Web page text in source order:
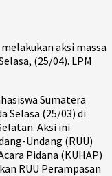
aksi massa
(25/04). LPM
Sumatera
Selasa (25/03) di
Aksi ini
Undang (RUU)
Pidana (KUHAP)
RUU Perampasan